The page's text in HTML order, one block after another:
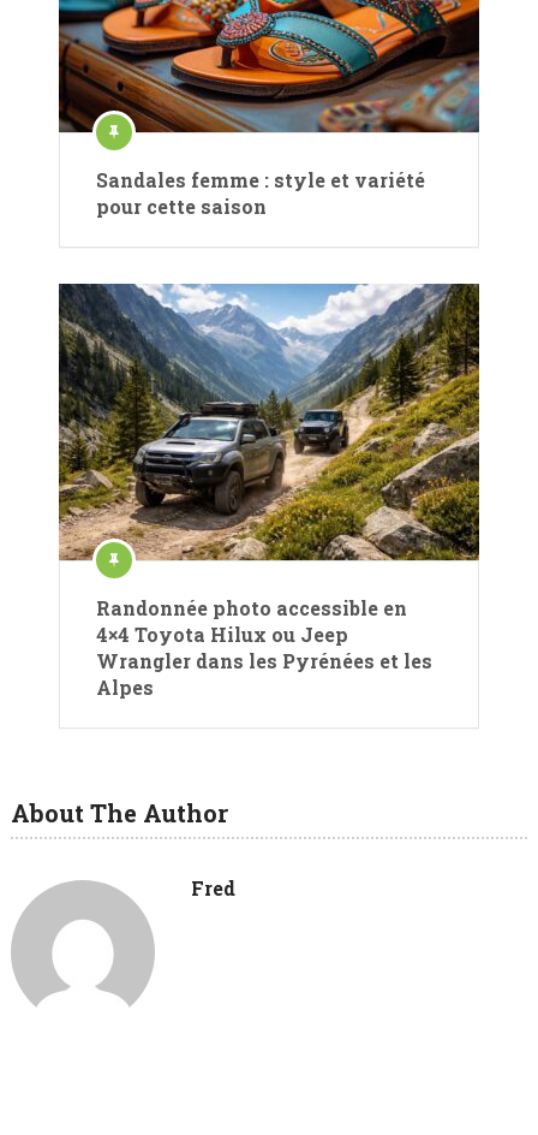
Sandales femme : style et variété
pour cette saison
Randonnée photo accessible en
4×4 Toyota Hilux ou Jeep
Wrangler dans les Pyrénées et les
Alpes
About The Author
Fred